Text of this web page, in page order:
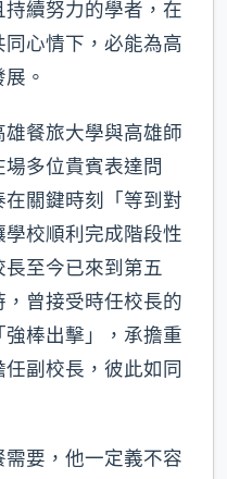
續努力的學者，在
心情下，必能為高
。
餐旅大學與高雄師
多位貴賓表達問
關鍵時刻「等到對
校順利完成階段性
至今已來到第五
曾接受時任校長的
棒出擊」，承擔重
副校長，彼此如同
要，他一定義不容